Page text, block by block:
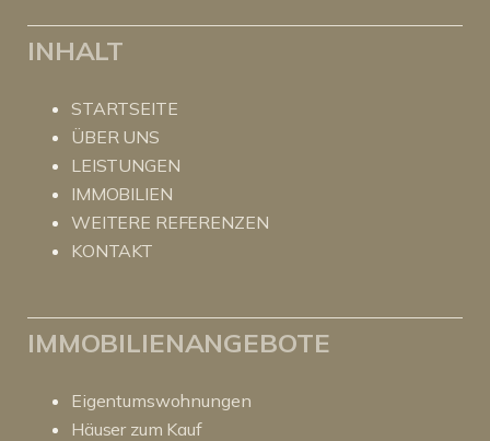
INHALT
STARTSEITE
ÜBER UNS
LEISTUNGEN
IMMOBILIEN
WEITERE REFERENZEN
KONTAKT
IMMOBILIENANGEBOTE
Eigentumswohnungen
Häuser zum Kauf